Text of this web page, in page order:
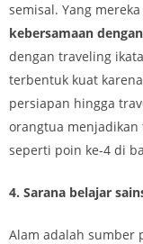
semisal. Yang
kebersamaan
dengan traveling
terbentuk kuat
persiapan hingga
orangtua menjadikan
seperti poin ke-4 di
4. Sarana belajar
Alam adalah sumber